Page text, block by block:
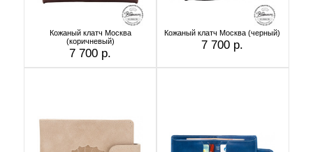
Кожаный клатч Москва
(коричневый)
7 700 р.
Кожаный клатч Москва (черный)
7 700 р.